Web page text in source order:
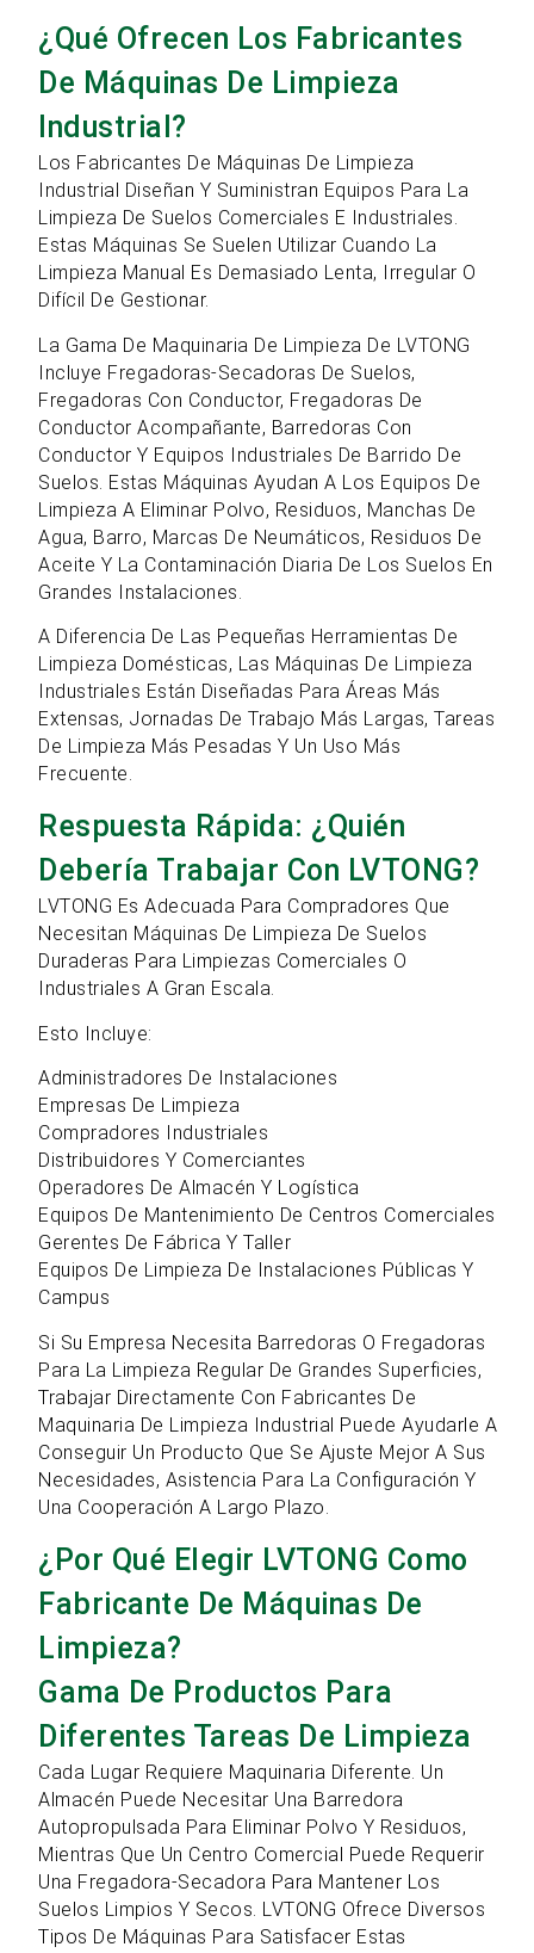
¿Qué Ofrecen Los Fabricantes
De Máquinas De Limpieza
Industrial?
Los Fabricantes De Máquinas De Limpieza
Industrial Diseñan Y Suministran Equipos Para La
Limpieza De Suelos Comerciales E Industriales.
Estas Máquinas Se Suelen Utilizar Cuando La
Limpieza Manual Es Demasiado Lenta, Irregular O
Difícil De Gestionar.
La Gama De Maquinaria De Limpieza De LVTONG
Incluye Fregadoras-Secadoras De Suelos,
Fregadoras Con Conductor, Fregadoras De
Conductor Acompañante, Barredoras Con
Conductor Y Equipos Industriales De Barrido De
Suelos. Estas Máquinas Ayudan A Los Equipos De
Limpieza A Eliminar Polvo, Residuos, Manchas De
Agua, Barro, Marcas De Neumáticos, Residuos De
Aceite Y La Contaminación Diaria De Los Suelos En
Grandes Instalaciones.
A Diferencia De Las Pequeñas Herramientas De
Limpieza Domésticas, Las Máquinas De Limpieza
Industriales Están Diseñadas Para Áreas Más
Extensas, Jornadas De Trabajo Más Largas, Tareas
De Limpieza Más Pesadas Y Un Uso Más
Frecuente.
Respuesta Rápida: ¿Quién
Debería Trabajar Con LVTONG?
LVTONG Es Adecuada Para Compradores Que
Necesitan Máquinas De Limpieza De Suelos
Duraderas Para Limpiezas Comerciales O
Industriales A Gran Escala.
Esto Incluye:
Administradores De Instalaciones
Empresas De Limpieza
Compradores Industriales
Distribuidores Y Comerciantes
Operadores De Almacén Y Logística
Equipos De Mantenimiento De Centros Comerciales
Gerentes De Fábrica Y Taller
Equipos De Limpieza De Instalaciones Públicas Y
Campus
Si Su Empresa Necesita Barredoras O Fregadoras
Para La Limpieza Regular De Grandes Superficies,
Trabajar Directamente Con Fabricantes De
Maquinaria De Limpieza Industrial Puede Ayudarle A
Conseguir Un Producto Que Se Ajuste Mejor A Sus
Necesidades, Asistencia Para La Configuración Y
Una Cooperación A Largo Plazo.
¿Por Qué Elegir LVTONG Como
Fabricante De Máquinas De
Limpieza?
Gama De Productos Para
Diferentes Tareas De Limpieza
Cada Lugar Requiere Maquinaria Diferente. Un
Almacén Puede Necesitar Una Barredora
Autopropulsada Para Eliminar Polvo Y Residuos,
Mientras Que Un Centro Comercial Puede Requerir
Una Fregadora-Secadora Para Mantener Los
Suelos Limpios Y Secos. LVTONG Ofrece Diversos
Tipos De Máquinas Para Satisfacer Estas